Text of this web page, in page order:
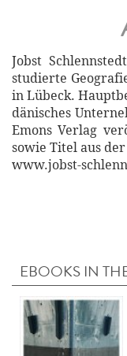
Jobst
studierte
in Lübeck.
dänisches
Emons Verlag
sowie Titel aus
www.jobst-
EBOOKS IN